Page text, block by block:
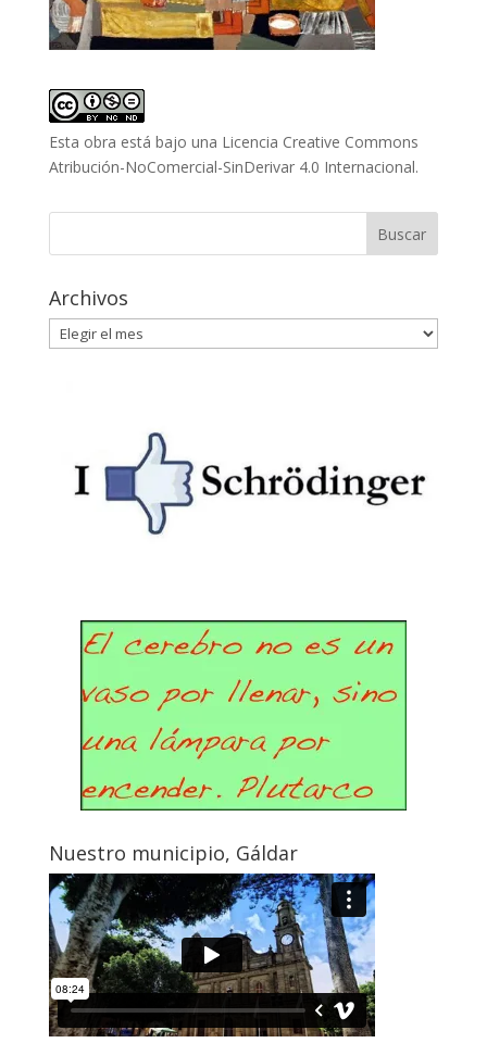
Esta obra está bajo una Licencia Creative Commons
Atribución-NoComercial-SinDerivar 4.0 Internacional.
Archivos
Archivos
Nuestro municipio, Gáldar